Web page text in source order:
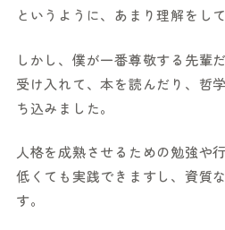
というように、あまり理解をし
しかし、僕が一番尊敬する先輩
受け入れて、本を読んだり、哲
ち込みました。
人格を成熟させるための勉強や
低くても実践できますし、資質
す。